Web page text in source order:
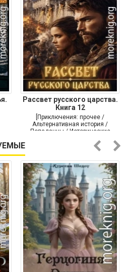
Рассвет русского царства.
Книга 12
[Приключения: прочее /
Альтернативная история /
Попаданцы / Исторические